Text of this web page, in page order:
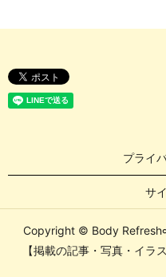
プライ
サ
Copyright © Body
【掲載の記事・写真・イラ